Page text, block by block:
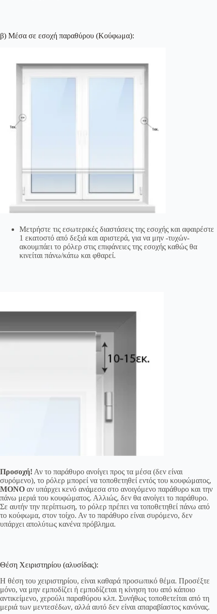
β) Μέσα σε εσοχή παραθύρου (Κούφωμα):
Μετρήστε τις εσωτερικές διαστάσεις της εσοχής και αφαιρέστε
1 εκατοστό από δεξιά και αριστερά, για να μην -τυχών-
ακουμπάει το ρόλερ στις επιφάνειες της εσοχής καθώς θα
κινείται πάνω/κάτω και φθαρεί.
Προσοχή! Αν το παράθυρο ανοίγει προς τα μέσα (δεν είναι
συρόμενο), το ρόλερ μπορεί να τοποθετηθεί εντός του κουφώματος,
ΜΟΝΟ αν υπάρχει κενό ανάμεσα στο ανοιγόμενο παράθυρο και την
πάνω μεριά του κουφώματος. Αλλιώς, δεν θα ανοίγει το παράθυρο.
Σε αυτήν την περίπτωση, το ρόλερ πρέπει να τοποθετηθεί πάνω από
το κούφωμα, στον τοίχο. Αν το παράθυρο είναι συρόμενο, δεν
υπάρχει απολύτως κανένα πρόβλημα.
Θέση Χειριστηρίου (αλυσίδας):
Η θέση του χειριστηρίου, είναι καθαρά προσωπικό θέμα. Προσέξτε
μόνο, να μην εμποδίζει ή εμποδίζεται η κίνηση του από κάποιο
αντικείμενο, χερούλι παραθύρου κλπ. Συνήθως τοποθετείται από τη
μεριά των μεντεσέδων, αλλά αυτό δεν είναι απαραβίαστος κανόνας.